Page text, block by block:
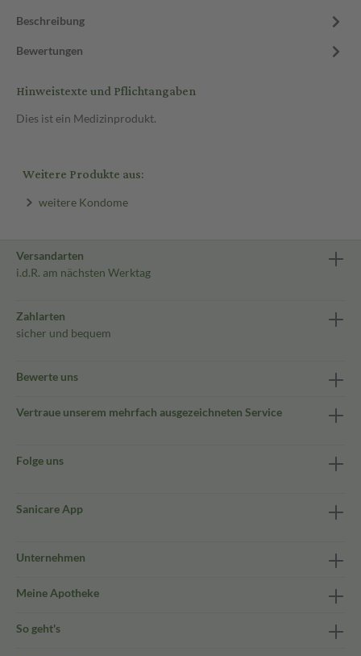
Beschreibung
Bewertungen
Hinweistexte und Pflichtangaben
Dies ist ein Medizinprodukt.
Weitere Produkte aus:
weitere Kondome
Versandarten
i.d.R. am nächsten Werktag
Zahlarten
sicher und bequem
Bewerte uns
Vertraue unserem mehrfach ausgezeichneten Service
Folge uns
Sanicare App
Unternehmen
Meine Apotheke
So geht's